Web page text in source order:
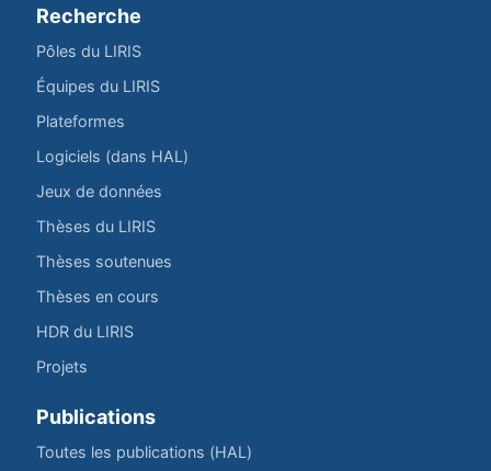
Recherche
Pôles du LIRIS
Équipes du LIRIS
Plateformes
Logiciels (dans HAL)
Jeux de données
Thèses du LIRIS
Thèses soutenues
Thèses en cours
HDR du LIRIS
Projets
Publications
Toutes les publications (HAL)